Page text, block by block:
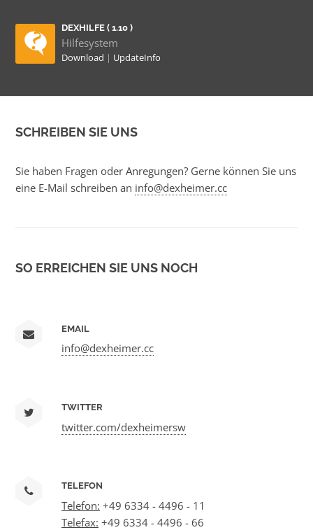
DEXHILFE ( 1.10 )
Hilfesystem
Download | UpdateInfo
SCHREIBEN SIE UNS
Sie haben Fragen oder Anregungen? Gerne können Sie uns
eine E-Mail schreiben an info@dexheimer.cc
SO ERREICHEN SIE UNS NOCH
EMAIL
info@dexheimer.cc
TWITTER
twitter.com/dexheimersw
TELEFON
Telefon: +49 6334 - 4496 - 11
Telefax: +49 6334 - 4496 - 66